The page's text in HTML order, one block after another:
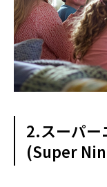
2.スーパー
(Super